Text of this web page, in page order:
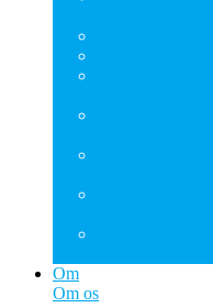
Om
Om os